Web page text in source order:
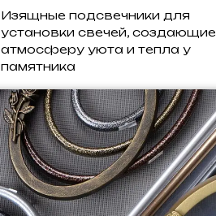
Изящные подсвечники для
установки свечей, создающие
атмосферу уюта и тепла у
памятника